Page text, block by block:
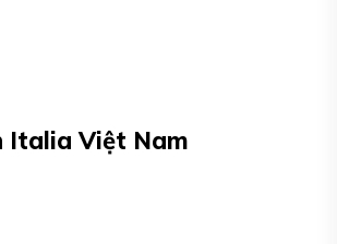
Italia Việt Nam